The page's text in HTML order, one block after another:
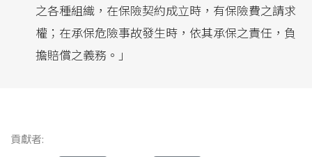
之各種組織，在保險契約成立時，有保險費之請求
權；在承保危險事故發生時，依其承保之責任，負
擔賠償之義務。」
貢獻者: